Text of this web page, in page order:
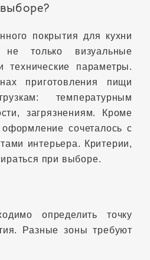
покрытия для кухни
не только визуальные
технические параметры.
приготовления пищи
температурным
загрязнениям. Кроме
сочеталось с
интерьера. Критерии,
при выборе.
определить точку
Разные зоны требуют